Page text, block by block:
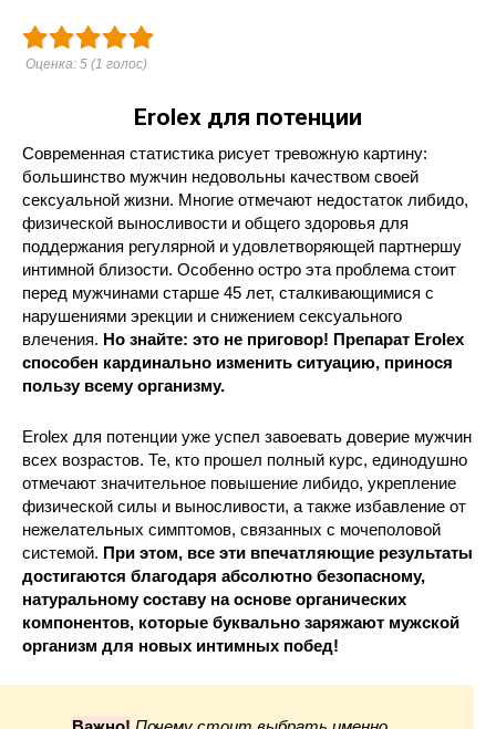
Оценка: 5 (1 голос)
Erolex для потенции
Современная статистика рисует тревожную картину:
большинство мужчин недовольны качеством своей
сексуальной жизни. Многие отмечают недостаток либидо,
физической выносливости и общего здоровья для
поддержания регулярной и удовлетворяющей партнершу
интимной близости. Особенно остро эта проблема стоит
перед мужчинами старше 45 лет, сталкивающимися с
нарушениями эрекции и снижением сексуального
влечения. Но знайте: это не приговор! Препарат Erolex
способен кардинально изменить ситуацию, принося
пользу всему организму.
Erolex для потенции уже успел завоевать доверие мужчин
всех возрастов. Те, кто прошел полный курс, единодушно
отмечают значительное повышение либидо, укрепление
физической силы и выносливости, а также избавление от
нежелательных симптомов, связанных с мочеполовой
системой. При этом, все эти впечатляющие результаты
достигаются благодаря абсолютно безопасному,
натуральному составу на основе органических
компонентов, которые буквально заряжают мужской
организм для новых интимных побед!